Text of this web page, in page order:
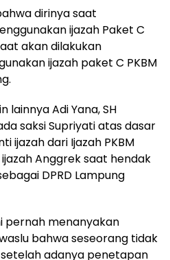
dirinya saat
ijazah Paket C
akan dilakukan
ijazah paket C PKBM
lainnya Adi Yana, SH
saksi Supriyati atas dasar
ijazah dari Ijazah PKBM
Anggrek saat hendak
DPRD Lampung
pernah menanyakan
bahwa seseorang tidak
adanya penetapan